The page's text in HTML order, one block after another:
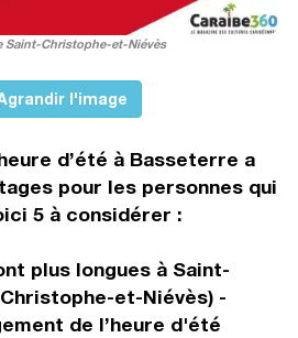
Saint-Christophe-et-Niévès
l'image
d’été à Basseterre a
pour les personnes qui
5 à considérer :
plus longues à Saint-
et-Niévès) -
de l’heure d'été